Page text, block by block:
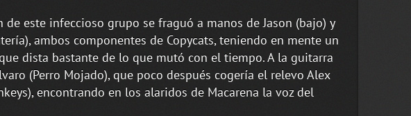
de este infeccioso grupo se fraguó a manos de Jason (bajo) y
ambos componentes de Copycats, teniendo en mente un
dista bastante de lo que mutó con el tiempo. A la guitarra
(Perro Mojado), que poco después cogería el relevo Alex
encontrando en los alaridos de Macarena la voz del